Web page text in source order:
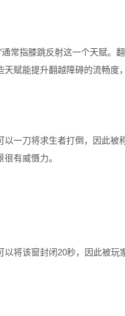
常指膝跳反射这一个天赋。
赋能提升翻越障碍的流畅度
以一刀将求生者打倒，因此
有威慑力。
将该窗封闭20秒，因此被玩